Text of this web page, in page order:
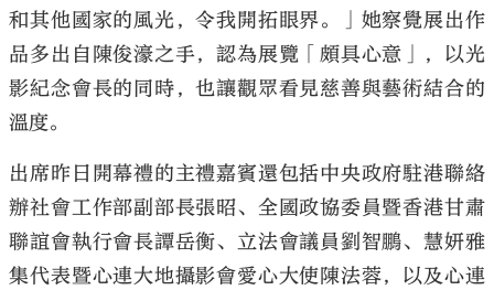
和其他國家的風光，令我開拓眼界。」她察覺展出作
品多出自陳俊濠之手，認為展覽「頗具心意」，以光
影紀念會長的同時，也讓觀眾看見慈善與藝術結合的
溫度。
出席昨日開幕禮的主禮嘉賓還包括中央政府駐港聯絡
辦社會工作部副部長張昭、全國政協委員暨香港甘肅
聯誼會執行會長譚岳衡、立法會議員劉智鵬、慧妍雅
集代表暨心連大地攝影會愛心大使陳法蓉，以及心連